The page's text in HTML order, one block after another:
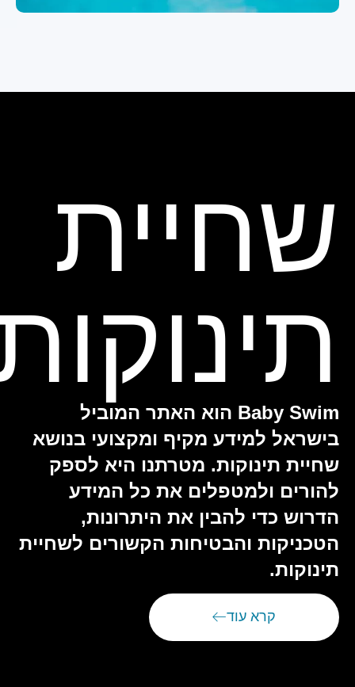
שחיית
תינוקות
Baby Swim הוא האתר המוביל
בישראל למידע מקיף ומקצועי בנושא
שחיית תינוקות. מטרתנו היא לספק
להורים ולמטפלים את כל המידע
הדרוש כדי להבין את היתרונות,
הטכניקות והבטיחות הקשורים לשחיית
תינוקות.
קרא עוד